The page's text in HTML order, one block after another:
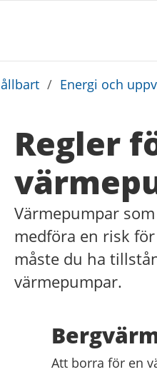
/ Energi och
Regler
Värmepumpar
medföra en risk
måste du ha
värmepumpar.
Att borra för en